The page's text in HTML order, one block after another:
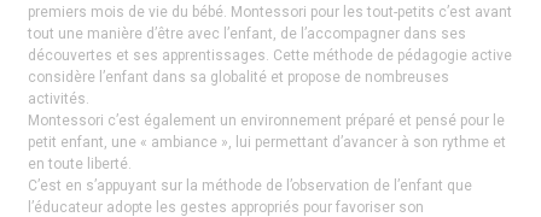
premiers mois de vie du bébé. Montessori pour les tout-petits c’est avant
tout une manière d’être avec l’enfant, de l’accompagner dans ses
découvertes et ses apprentissages. Cette méthode de pédagogie active
considère l’enfant dans sa globalité et propose de nombreuses
activités.
Montessori c’est également un environnement préparé et pensé pour le
petit enfant, une « ambiance », lui permettant d’avancer à son rythme et
en toute liberté.
C’est en s’appuyant sur la méthode de l’observation de l’enfant que
l’éducateur adopte les gestes appropriés pour favoriser son